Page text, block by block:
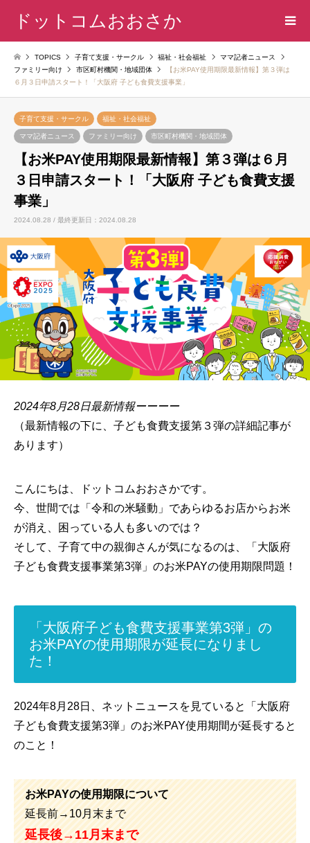
ドットコムおおさか
TOPICS 子育て支援・サークル 福祉・社会福祉
ママ記者ニュース
ファミリー向け
市区町村機関・地域団体
【お米PAY使用期限最新情報】第３弾は
６月３日申請スタート！「大阪府 子ども食費支援事業」
子育て支援・サークル 福祉・社会福祉
ママ記者ニュース ファミリー向け 市区町村機関・地域団体
【お米PAY使用期限最新情報】第３弾は６月
３日申請スタート！「大阪府 子ども食費支援
事業」
2024.08.28 / 最終更新日：2024.08.28
2024年8月28日最新情報ーーーー
（最新情報の下に、子ども食費支援第３弾の詳細記事が
あります）
こんにちは、ドットコムおおさかです。
今、世間では「令和の米騒動」であらゆるお店からお米
が消え、困っている人も多いのでは？
そして、子育て中の親御さんが気になるのは、「大阪府
子ども食費支援事業第3弾」のお米PAYの使用期限問題！
「大阪府子ども食費支援事業第3弾」の
お米PAYの使用期限が延長になりまし
た！
2024年8月28日、ネットニュースを見ていると「大阪府
子ども食費支援第3弾」のお米PAY使用期間が延長すると
のこと！
お米PAYの使用期限について
延長前→10月末まで
延長後→11月末まで